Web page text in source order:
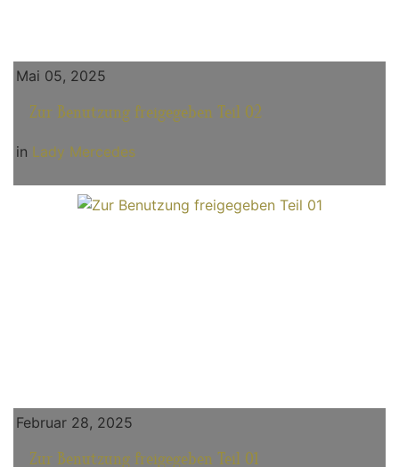
Mai 05, 2025
Zur Benutzung freigegeben Teil 02
in Lady Mercedes
Februar 28, 2025
Zur Benutzung freigegeben Teil 01